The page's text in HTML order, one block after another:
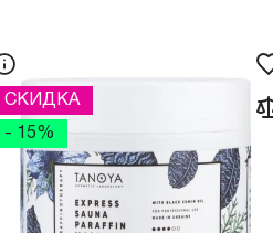
СКИДКА
- 15%